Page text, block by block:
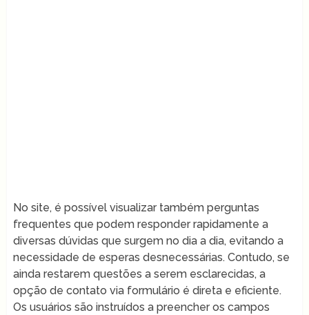
No site, é possível visualizar também perguntas
frequentes que podem responder rapidamente a
diversas dúvidas que surgem no dia a dia, evitando a
necessidade de esperas desnecessárias. Contudo, se
ainda restarem questões a serem esclarecidas, a
opção de contato via formulário é direta e eficiente.
Os usuários são instruídos a preencher os campos